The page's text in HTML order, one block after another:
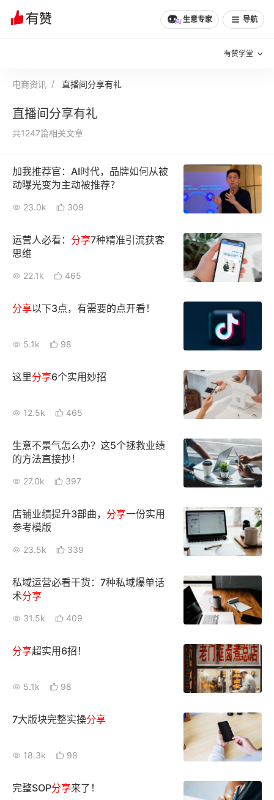
生意专家 导航
有赞学堂
私域日历
有赞成功案例 新零售最佳实践
面对面聊增长
有赞春季发布会 实干家直播间
新零售大会
AllValue 战略合作
增长产品指南
智库
品牌消费观
新零售资讯
培训课程
私域课程
增长俱乐部
增长俱乐部
入驻有赞
认证服务商
电商资讯 直播间分享有礼
直播间分享有礼
共1247篇相关文章
加我推荐官：AI时代，品牌如何从被
动曝光变为主动被推荐？
23.0k 309
运营人必看： 分享7种精准引流获客
思维
22.1k 465
分享以下3点，有需要的点开看！
5.1k 98
这里分享6个实用妙招
12.5k 465
生意不景气怎么办？这5个拯救业绩
的方法直接抄！
27.0k 397
店铺业绩提升3部曲， 分享一份实用
参考模版
23.5k 339
私域运营必看干货：7种私域爆单话
术分享
31.5k 409
分享超实用6招！
5.1k 98
7大版块完整实操分享
18.3k 98
完整SOP分享来了！